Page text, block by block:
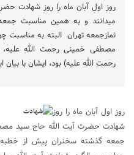
روز اول آبان ماه را روز شهادت
میدانند و به همین مناسبت
نمازجمعه تهران البته به مناسبت
مصطفی خمینی رحمت الله
رحمت الله علیه) بود، ایشان با بیان
روز اول آبان ماه را روز
شهادت حضرت آیت الله حاج سید
جمعه گذشته سخنران پیش از